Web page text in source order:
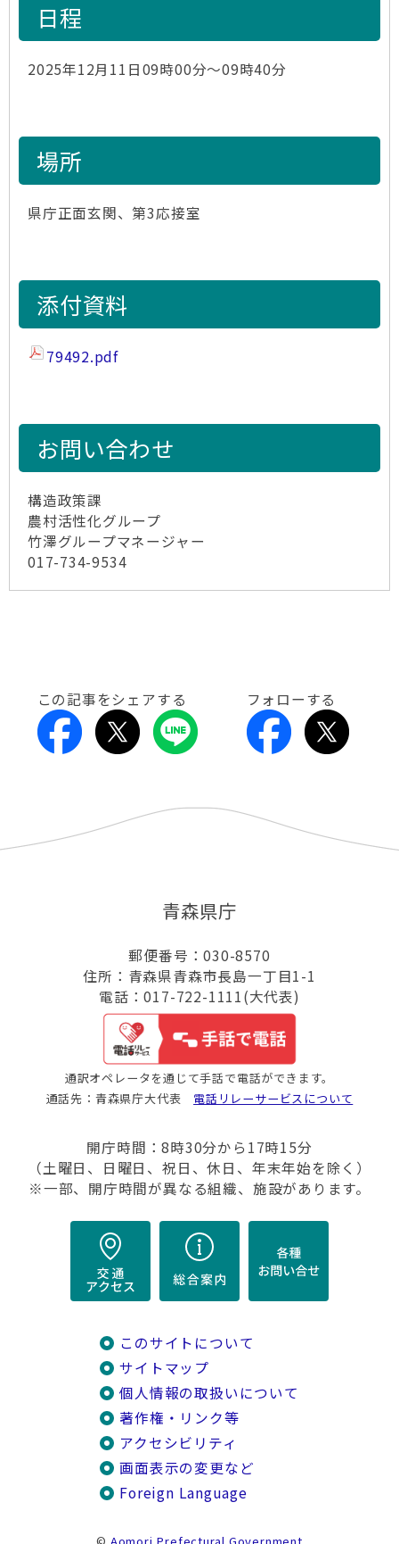
日程
2025年12月11日09時00分～09時40分
場所
県庁正面玄関、第3応接室
添付資料
79492.pdf
お問い合わせ
構造政策課
農村活性化グループ
竹澤グループマネージャー
017-734-9534
この記事をシェアする フォローする
青森県庁
郵便番号：030-8570
住所：青森県青森市長島一丁目1-1
電話：017-722-1111(大代表)
通訳オペレータを通じて手話で電話ができます。
通話先：青森県庁大代表 電話リレーサービスについて
開庁時間：8時30分から17時15分
（土曜日、日曜日、祝日、休日、年末年始を除く）
※一部、開庁時間が異なる組織、施設があります。
このサイトについて
サイトマップ
個人情報の取扱いについて
著作権・リンク等
アクセシビリティ
画面表示の変更など
Foreign Language